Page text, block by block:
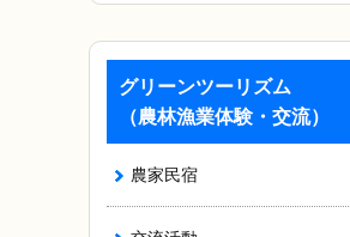
グリーンツーリズム
（農林漁業体験・交流）
農家民宿